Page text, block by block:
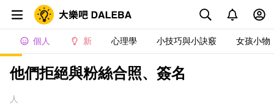
個人 新 心理學 小技巧與小訣竅 女孩小物
他們拒絕與粉絲合照、簽名
人